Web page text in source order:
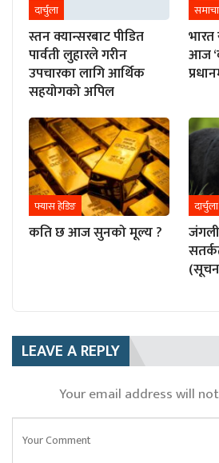
दार्चुला
स्तन क्यान्सरबाट पीडित
पार्वती लुहारले गरीन
उपचारका लागि आर्थिक
सहयोगको अपिल
आज
फ्यास हेडिङ
कति छ आज सुनको मूल्य ?
दार्चुला
LEAVE A REPLY
Your email address will